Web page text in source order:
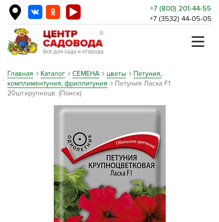
+7 (800) 201-44-55
+7 (3532) 44-05-05
Главная Каталог СЕМЕНА цветы
Петуния,
комплиментуния, фриллитуния
Петуния Ласка F1
20шт.крупноцв. (Поиск)